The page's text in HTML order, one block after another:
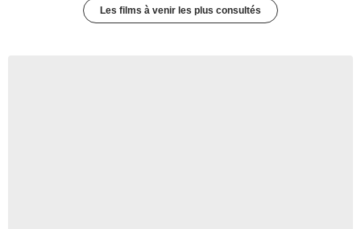
Les films à venir les plus consultés